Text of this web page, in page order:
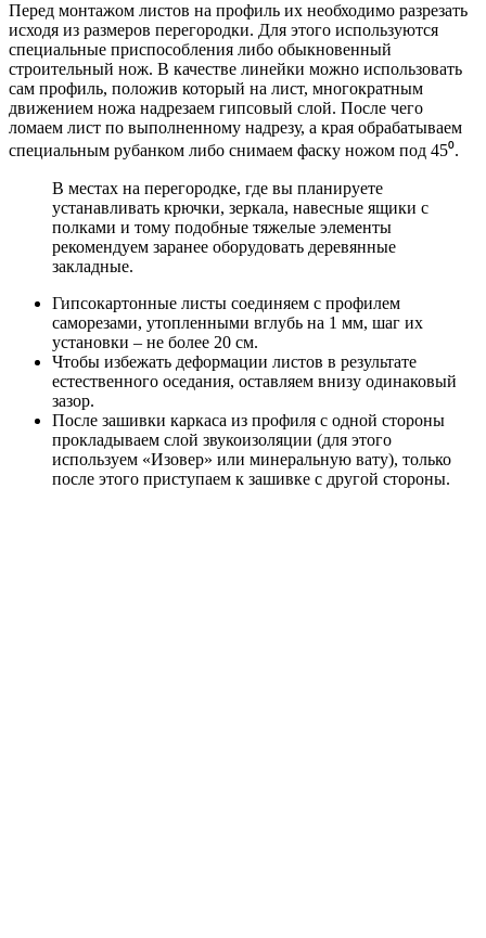
Перед монтажом листов на профиль их необходимо разрезать
исходя из размеров перегородки. Для этого используются
специальные приспособления либо обыкновенный
строительный нож. В качестве линейки можно использовать
сам профиль, положив который на лист, многократным
движением ножа надрезаем гипсовый слой. После чего
ломаем лист по выполненному надрезу, а края обрабатываем
специальным рубанком либо снимаем фаску ножом под 45⁰.
В местах на перегородке, где вы планируете
устанавливать крючки, зеркала, навесные ящики с
полками и тому подобные тяжелые элементы
рекомендуем заранее оборудовать деревянные
закладные.
Гипсокартонные листы соединяем с профилем
саморезами, утопленными вглубь на 1 мм, шаг их
установки – не более 20 см.
Чтобы избежать деформации листов в результате
естественного оседания, оставляем внизу одинаковый
зазор.
После зашивки каркаса из профиля с одной стороны
прокладываем слой звукоизоляции (для этого
используем «Изовер» или минеральную вату), только
после этого приступаем к зашивке с другой стороны.